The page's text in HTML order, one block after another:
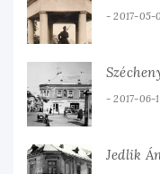
2017-05-
2017-06-
Jedlik